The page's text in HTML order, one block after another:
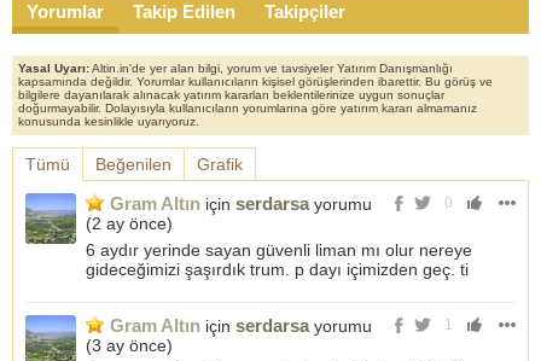
Yorumlar Takip Edilen Takipçiler
Yasal Uyarı:Altin.in'de yer alan bilgi, yorum ve tavsiyeler Yatırım Danışmanlığı
kapsamında değildir. Yorumlar kullanıcıların kişisel görüşlerinden ibarettir. Bu görüş ve
bilgilere dayanılarak alınacak yatırım kararları beklentilerinize uygun sonuçlar
doğurmayabilir. Dolayısıyla kullanıcıların yorumlarına göre yatırım kararı almamanız
konusunda kesinlikle uyarıyoruz.
Tümü Beğenilen Grafik
0
Gram Altın için serdarsayorumu
(2 ay önce)
6 aydır yerinde sayan güvenli liman mı olur nereye
gideceğimizi şaşırdık trum. p dayı içimizden geç. ti
1
Gram Altın için serdarsayorumu
(3 ay önce)